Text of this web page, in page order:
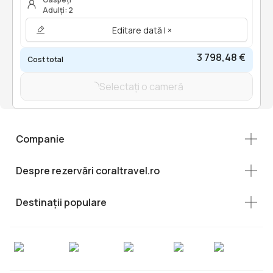
Adulți: 2
Editare dată | ×
Cost total 3 798,48 €
Selectați o cameră
Companie
Despre rezervări coraltravel.ro
Destinații populare